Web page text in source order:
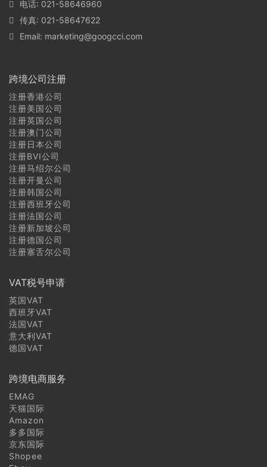
电话: 021-58646960
传真: 021-58647622
Email: marketing@googcci.com
跨境公司注册
注册香港公司
注册美国公司
注册英国公司
注册澳门公司
注册日本公司
注册BVI公司
注册马绍尔公司
注册开曼公司
注册韩国公司
注册西班牙公司
注册法国公司
注册新加坡公司
注册德国公司
注册塞舌尔公司
VAT税号申请
英国VAT
西班牙VAT
法国VAT
意大利VAT
德国VAT
跨境电商服务
EMAG
天猫国际
Amazon
多多国际
京东国际
Shopee